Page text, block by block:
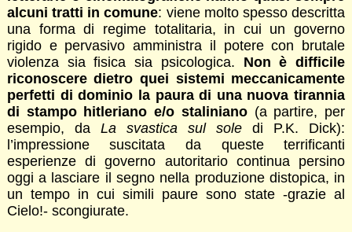
alcuni tratti in comune: viene molto spesso descritta
una forma di regime totalitaria, in cui un governo
rigido e pervasivo amministra il potere con brutale
violenza sia fisica sia psicologica. Non è difficile
riconoscere dietro quei sistemi meccanicamente
perfetti di dominio la paura di una nuova tirannia
di stampo hitleriano e/o staliniano(a partire, per
esempio, da La svastica sul sole di P.K. Dick):
l’impressione suscitata da queste terrificanti
esperienze di governo autoritario continua persino
oggi a lasciare il segno nella produzione distopica, in
un tempo in cui simili paure sono state -grazie al
Cielo!- scongiurate.